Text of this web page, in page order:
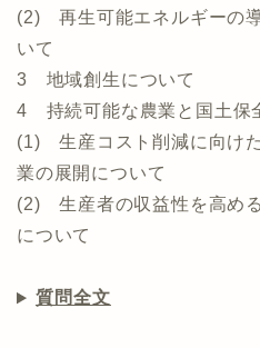
(2) 再生可能エネルギーの
いて
3 地域創生について
4 持続可能な農業と国土保
(1) 生産コスト削減に向け
業の展開について
(2) 生産者の収益性を高め
について
質問全文